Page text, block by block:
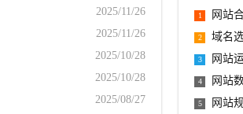
2025/11/26
2025/11/26
2025/10/28
2025/10/28
2025/08/27
1
网站
2
域名
3
网站
4
网站
5
网站